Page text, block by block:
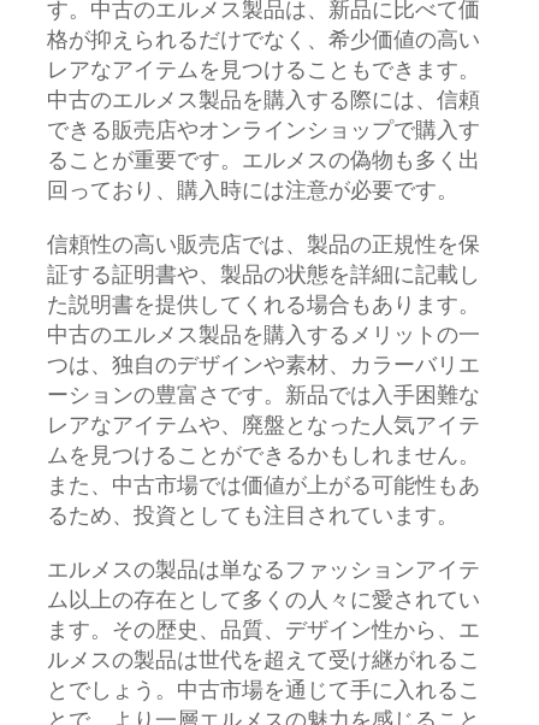
す。中古のエルメス製品は、新品に比べて価
格が抑えられるだけでなく、希少価値の高い
レアなアイテムを見つけることもできます。
中古のエルメス製品を購入する際には、信頼
できる販売店やオンラインショップで購入す
ることが重要です。エルメスの偽物も多く出
回っており、購入時には注意が必要です。
信頼性の高い販売店では、製品の正規性を保
証する証明書や、製品の状態を詳細に記載し
た説明書を提供してくれる場合もあります。
中古のエルメス製品を購入するメリットの一
つは、独自のデザインや素材、カラーバリエ
ーションの豊富さです。新品では入手困難な
レアなアイテムや、廃盤となった人気アイテ
ムを見つけることができるかもしれません。
また、中古市場では価値が上がる可能性もあ
るため、投資としても注目されています。
エルメスの製品は単なるファッションアイテ
ム以上の存在として多くの人々に愛されてい
ます。その歴史、品質、デザイン性から、エ
ルメスの製品は世代を超えて受け継がれるこ
とでしょう。中古市場を通じて手に入れるこ